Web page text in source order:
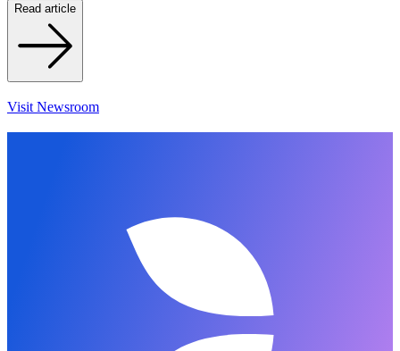
Read article
Visit Newsroom